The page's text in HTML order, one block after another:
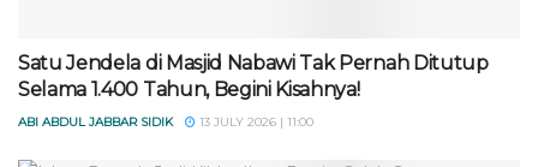
Satu Jendela di Masjid Nabawi Tak Pernah Ditutup
Selama 1.400 Tahun, Begini Kisahnya!
ABI ABDUL JABBAR SIDIK 13 JULY 2026 | 11:00